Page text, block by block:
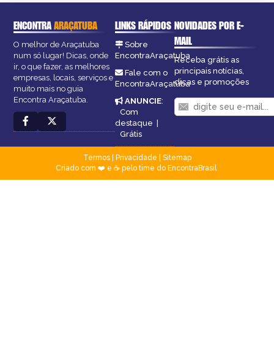
ENCONTRAARAÇATUBA
O melhor de Araçatuba
num só lugar! Dicas, onde
ir, o que fazer, as melhores
empresas, locais, serviços e
muito mais no guia
Encontra Araçatuba.
LINKS RÁPIDOS
Sobre
EncontraAraçatuba
Fale com o
EncontraAraçatuba
ANUNCIE:
Com
destaque
Grátis
NOVIDADES POR E-
MAIL
Receba grátis as
principais notícias,
dicas e promoções
Termos| Privacidade
Sitemap
Criado com ❤️ e ☕ pelo time do EncontraBrasil